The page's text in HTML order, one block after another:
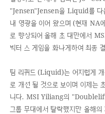
"Jensen"Jensen을 Liquid를 다
내 영광을 이어 왔으며 (현재 NA
로 향상되어 올해 초 대만에서
빅터 스 게임을 화나게하여 최종
팀 리퀴드 (Liquid)는 어지럽게
로 개선 될 것으로 보이며 이제는
니다. MSI Yiliang의
그룹 무대에서 탈락했지만 올해